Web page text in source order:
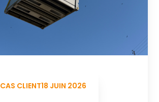
CAS CLIENT18 JUIN 2026